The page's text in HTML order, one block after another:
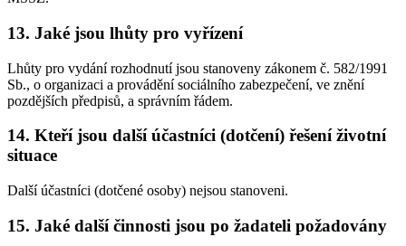
13. Jaké jsou lhůty pro vyřízení
Lhůty pro vydání rozhodnutí jsou stanoveny zákonem č. 582/1991
Sb., o organizaci a provádění sociálního zabezpečení, ve znění
pozdějších předpisů, a správním řádem.
14. Kteří jsou další účastníci (dotčení) řešení životní
situace
Další účastníci (dotčené osoby) nejsou stanoveni.
15. Jaké další činnosti jsou po žadateli požadovány